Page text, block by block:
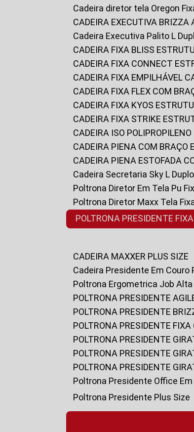
Cadeira diretor tela Oregon
CADEIRA EXECUTIVA
Cadeira Executiva Palito L
CADEIRA FIXA BLISS
CADEIRA FIXA CONNECT
CADEIRA FIXA EMPILHÁVEL
CADEIRA FIXA FLEX COM
CADEIRA FIXA KYOS
CADEIRA FIXA STRIKE
CADEIRA ISO
CADEIRA PIENA COM
CADEIRA PIENA ESTOFADA
Cadeira Secretaria Sky L Duplo
Poltrona Diretor Em Tela Pu
Poltrona Diretor Maxx Tela
POLTRONA PRESIDENTE
CADEIRA MAXXER PLUS SIZE
Cadeira Presidente Em Couro
Poltrona Ergometrica Job
POLTRONA PRESIDENTE
POLTRONA PRESIDENTE
POLTRONA PRESIDENTE
POLTRONA PRESIDENTE
POLTRONA PRESIDENTE
POLTRONA PRESIDENTE
Poltrona Presidente Office
Poltrona Presidente Plus Size